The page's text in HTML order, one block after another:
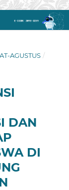
AGUSTUS /
DAN
DI